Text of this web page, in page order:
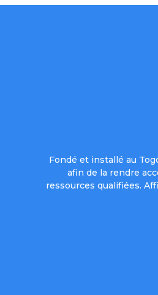
Fondé et installé au
afin de la rendre
ressources qualifiées.